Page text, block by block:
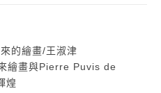
的繪畫/王淑津
繪畫與Pierre Puvis de
煌